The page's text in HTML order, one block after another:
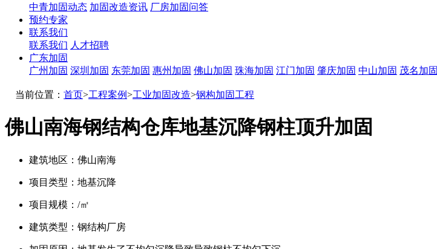
中青加固动态 加固改造资讯 厂房加固问答
预约专家
联系我们
联系我们 人才招聘
广东加固
广州加固 深圳加固 东莞加固 惠州加固 佛山加固 珠海加固 江门加固 肇庆加固 中山加固 茂名加固
当前位置： 首页>工程案例>工业加固改造>钢构加固工程
佛山南海钢结构仓库地基沉降钢柱顶升加固
建筑地区： 佛山南海
项目类型： 地基沉降
项目规模： /㎡
建筑类型： 钢结构厂房